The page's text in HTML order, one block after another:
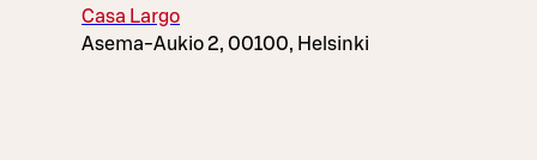
Casa Largo
Asema-Aukio 2, 00100, Helsinki